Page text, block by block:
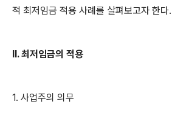
적 최저임금 적용 사례를 살펴보고자 한다.
II.최저임금의 적용
1. 사업주의 의무